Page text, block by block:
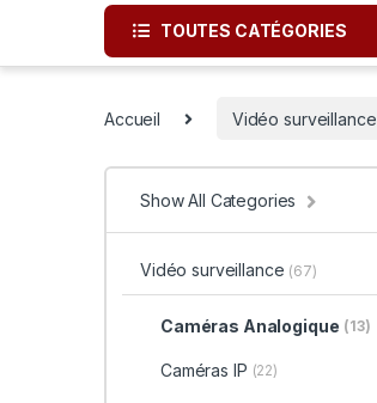
TOUTES CATÉGORIES
Accueil Vidéo surveillance
Show All Categories
Vidéo surveillance (67)
Caméras Analogique (13)
Caméras IP (22)